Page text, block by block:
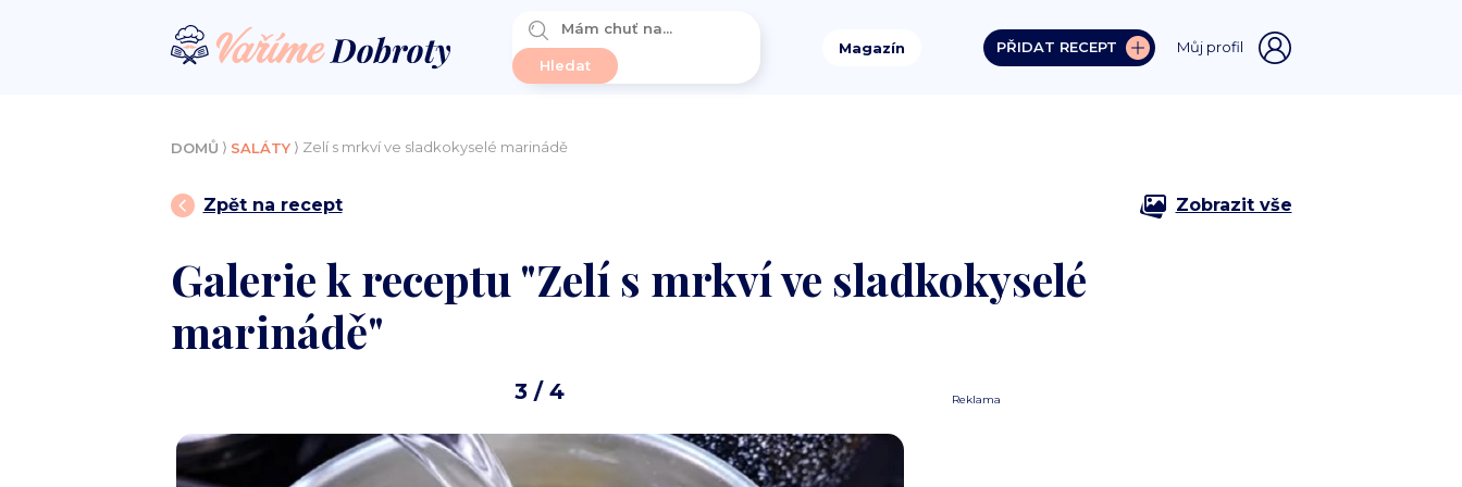
Magazín PŘIDAT RECEPT Můj profil
DOMŮ ⟩ SALÁTY⟩ Zelí s mrkví ve sladkokyselé marinádě
Zpět na recept Zobrazit vše
Galerie k receptu "Zelí s mrkví ve sladkokyselé
marinádě"
3 / 4 Reklama